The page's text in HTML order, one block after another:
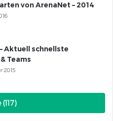
von ArenaNet – 2014
Aktuell schnellste
Teams
2015